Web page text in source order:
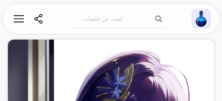
Wallpaper Alchemy